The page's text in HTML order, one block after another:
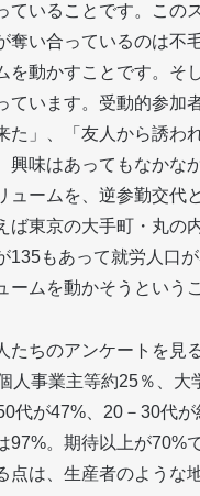
ていることです。この
奪い合っているのは不
を動かすことです。そ
ています。受動的参加
た」、「友人から誘わ
興味はあってもなかな
ュームを、逆参勤交代
ば東京の大手町・丸の
135もあって就労人口
ームを動かそうという
たちのアンケートを見
人事業主等約25％、大
代が47%、20－30代が
97%。期待以上が70%
点は、生産者のような